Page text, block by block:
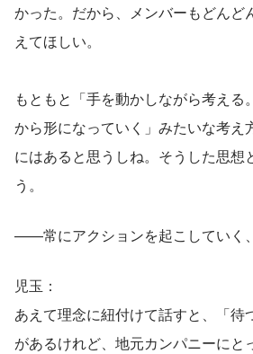
かった。だから、メンバーもどんど
えてほしい。
もともと「手を動かしながら考える
から形になっていく」みたいな考え
にはあると思うしね。そうした思想
う。
——常にアクションを起こしていく
児玉：
あえて理念に紐付けて話すと、「待
があるけれど、地元カンパニーにと